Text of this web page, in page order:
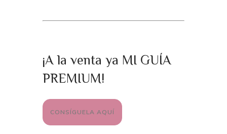
¡A la venta ya MI GUÍA
PREMIUM!
CONSÍGUELA AQUÍ